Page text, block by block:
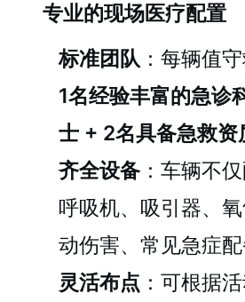
专业的现场医疗配置
标准团队 ：每辆值
1名经验丰富的急诊
士 + 2名具备急救
齐全设备：车辆不
呼吸机、吸引器、
动伤害、常见急症
灵活布点 ：可根据